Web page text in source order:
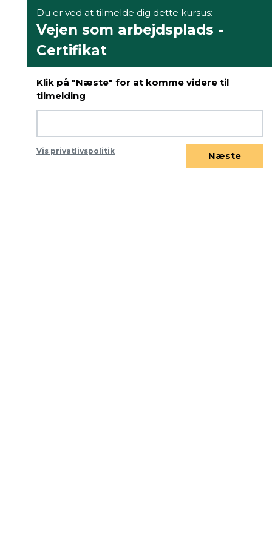
Du er ved at tilmelde dig dette kursus:
Vejen som arbejdsplads -
Certifikat
Klik på "Næste" for at komme videre til
tilmelding
Vis privatlivspolitik